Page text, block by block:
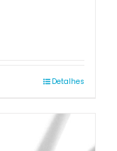
Detalhes